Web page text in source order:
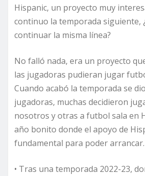
Hispanic, un proyecto muy
continuo la temporada siguiente,
continuar la misma línea?
No falló nada, era un proyecto
las jugadoras pudieran jugar
Cuando acabó la temporada se
jugadoras, muchas decidieron
nosotros y otras a futbol sala en
año bonito donde el apoyo de
fundamental para poder arrancar.
• Tras una temporada 2022-23,